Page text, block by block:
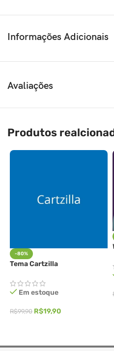
Informações Adicionais
Avaliações
Produtos
-80%
Tema Cartzilla
Em estoque
R$99,90 R$19,90